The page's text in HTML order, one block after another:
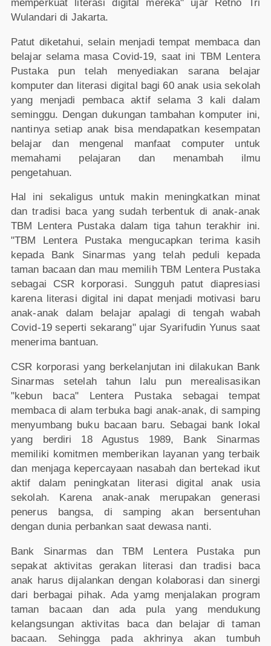
memperkuat literasi digital mereka" ujar Retno Tri
Wulandari di Jakarta.
Patut diketahui, selain menjadi tempat membaca dan
belajar selama masa Covid-19, saat ini TBM Lentera
Pustaka pun telah menyediakan sarana belajar
komputer dan literasi digital bagi 60 anak usia sekolah
yang menjadi pembaca aktif selama 3 kali dalam
seminggu. Dengan dukungan tambahan komputer ini,
nantinya setiap anak bisa mendapatkan kesempatan
belajar dan mengenal manfaat computer untuk
memahami pelajaran dan menambah ilmu
pengetahuan.
Hal ini sekaligus untuk makin meningkatkan minat
dan tradisi baca yang sudah terbentuk di anak-anak
TBM Lentera Pustaka dalam tiga tahun terakhir ini.
"TBM Lentera Pustaka mengucapkan terima kasih
kepada Bank Sinarmas yang telah peduli kepada
taman bacaan dan mau memilih TBM Lentera Pustaka
sebagai CSR korporasi. Sungguh patut diapresiasi
karena literasi digital ini dapat menjadi motivasi baru
anak-anak dalam belajar apalagi di tengah wabah
Covid-19 seperti sekarang" ujar Syarifudin Yunus saat
menerima bantuan.
CSR korporasi yang berkelanjutan ini dilakukan Bank
Sinarmas setelah tahun lalu pun merealisasikan
"kebun baca" Lentera Pustaka sebagai tempat
membaca di alam terbuka bagi anak-anak, di samping
menyumbang buku bacaan baru. Sebagai bank lokal
yang berdiri 18 Agustus 1989, Bank Sinarmas
memiliki komitmen memberikan layanan yang terbaik
dan menjaga kepercayaan nasabah dan bertekad ikut
aktif dalam peningkatan literasi digital anak usia
sekolah. Karena anak-anak merupakan generasi
penerus bangsa, di samping akan bersentuhan
dengan dunia perbankan saat dewasa nanti.
Bank Sinarmas dan TBM Lentera Pustaka pun
sepakat aktivitas gerakan literasi dan tradisi baca
anak harus dijalankan dengan kolaborasi dan sinergi
dari berbagai pihak. Ada yamg menjalakan program
taman bacaan dan ada pula yang mendukung
kelangsungan aktivitas baca dan belajar di taman
bacaan. Sehingga pada akhrinya akan tumbuh